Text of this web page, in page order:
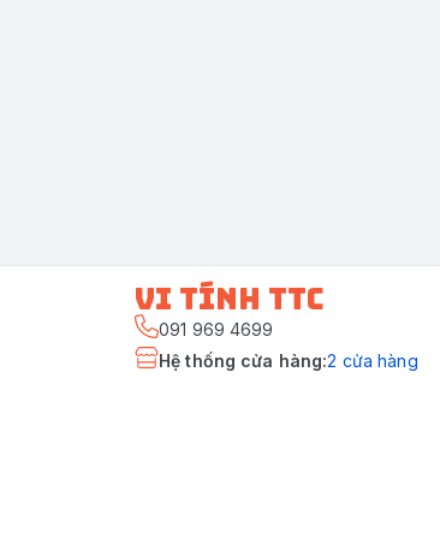
vi tính ttc
091 969 4699
Hệ thống cửa hàng:2 cửa hàng